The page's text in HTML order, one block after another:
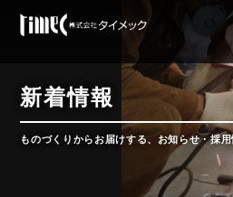
新着情報
ものづくりからお届けする、お知らせ・採用